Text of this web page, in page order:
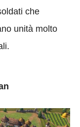
che
unità molto